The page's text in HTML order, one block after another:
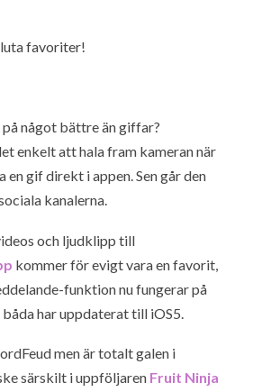
favoriter!
på något bättre än giffar?
enkelt att hala fram kameran när
en gif direkt i appen. Sen går den
kanalerna.
och ljudklipp till
kommer för evigt vara en favorit,
funktion nu fungerar på
har uppdaterat till iOS5.
men är totalt galen i
särskilt i uppföljaren Fruit Ninja